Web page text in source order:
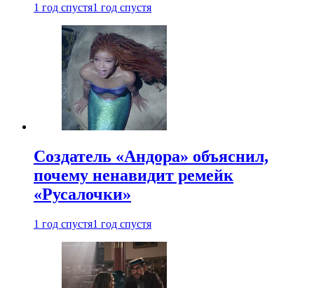
1 год спустя1 год спустя
Создатель «Андора» объяснил,
почему ненавидит ремейк
«Русалочки»
1 год спустя1 год спустя